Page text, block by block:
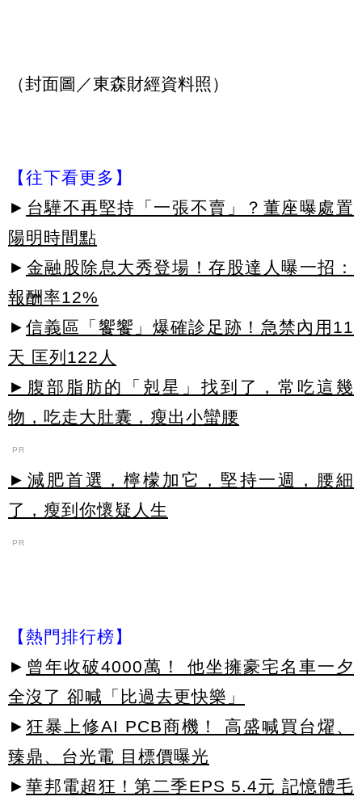
（封面圖／東森財經資料照）
【往下看更多】
► 台驊不再堅持「一張不賣」？董座曝處置
陽明時間點
► 金融股除息大秀登場！存股達人曝一招：
報酬率12%
► 信義區「饗饗」爆確診足跡！急禁內用11
天 匡列122人
►腹部脂肪的「剋星」找到了，常吃這幾
物，吃走大肚囊，瘦出小蠻腰
PR
►減肥首選，檸檬加它，堅持一週，腰細
了，瘦到你懷疑人生
PR
【熱門排行榜】
► 曾年收破4000萬！ 他坐擁豪宅名車一夕
全沒了 卻喊「比過去更快樂」
► 狂暴上修AI PCB商機！ 高盛喊買台燿、
臻鼎、台光電 目標價曝光
► 華邦電超狂！第二季EPS 5.4元 記憶體毛